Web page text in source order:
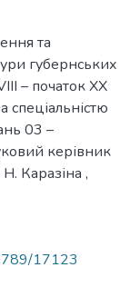
та
губернських
– початок ХХ
спеціальністю
03 –
керівник
Каразіна ,
17123